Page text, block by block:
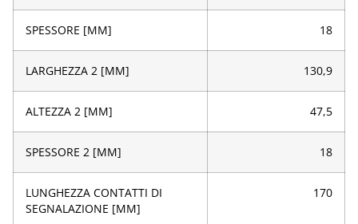
SPESSORE [MM] 18
LARGHEZZA 2 [MM] 130,9
ALTEZZA 2 [MM] 47,5
SPESSORE 2 [MM] 18
LUNGHEZZA CONTATTI DI
SEGNALAZIONE [MM]
170